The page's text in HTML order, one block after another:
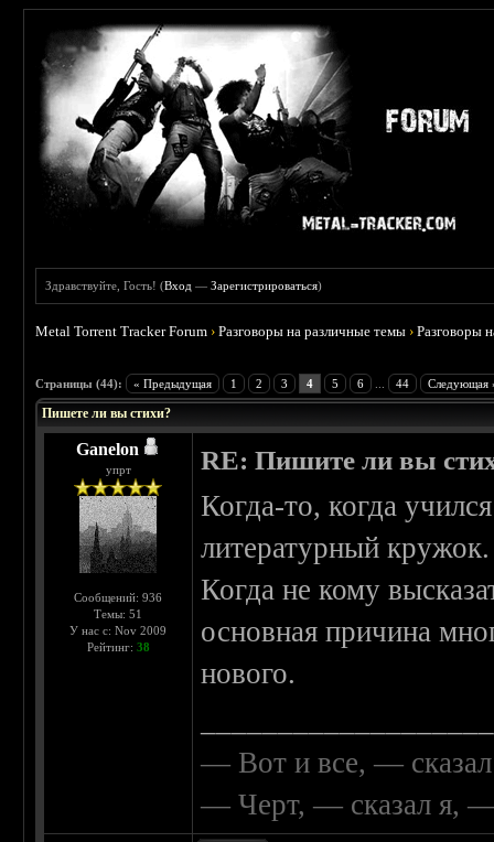
Здравствуйте, Гость! (Вход —Зарегистрироваться)
Metal Torrent Tracker Forum ›Разговоры на различные темы ›Разговоры
Страницы (44): « Предыдущая 1 2 3 4 5 6 44 Следующая
Пишете ли вы стихи?
Ganelon
упрт
Сообщений: 936
Темы: 51
У нас с: Nov 2009
Рейтинг: 38
RE: Пишите ли вы
Когда-то, когда
литературный
Когда не кому
основная причина
нового.
— Вот и все, —
— Черт, — сказал я, —